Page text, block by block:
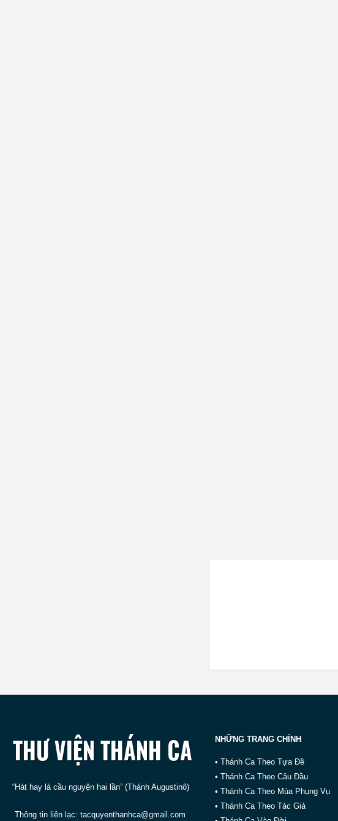
“Hát hay là cầu nguyện hai lần” (Thánh Augustinô)
Thông tin liên lạc: tacquyenthanhca@gmail.com
NHỮNG TRANG CHÍNH
• Thánh Ca Theo Tựa Đề
• Thánh Ca Theo Câu Đầu
• Thánh Ca Theo Mùa Phụng Vụ
• Thánh Ca Theo Tác Giả